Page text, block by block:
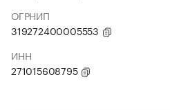
ОГРНИП
319272400005553
ИНН
271015608795